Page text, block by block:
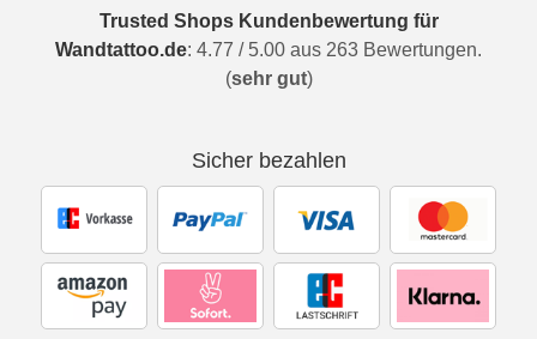
Trusted Shops Kundenbewertung für
Wandtattoo.de: 4.77 / 5.00 aus 263 Bewertungen.
(sehr gut)
Sicher bezahlen